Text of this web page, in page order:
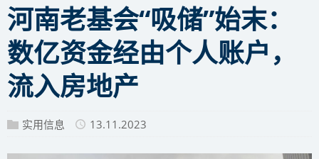
河南老基会“吸储”始末：
数亿资金经由个人账户，
流入房地产
实用信息 13.11.2023